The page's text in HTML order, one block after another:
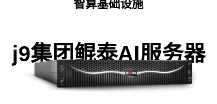
智算基础设施
j9集团鲲泰AI服务器